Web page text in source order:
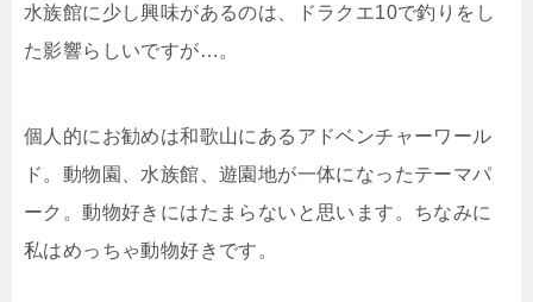
水族館に少し興味があるのは、ドラクエ10で釣りをし
た影響らしいですが…。
個人的にお勧めは和歌山にあるアドベンチャーワール
ド。動物園、水族館、遊園地が一体になったテーマパ
ーク。動物好きにはたまらないと思います。ちなみに
私はめっちゃ動物好きです。